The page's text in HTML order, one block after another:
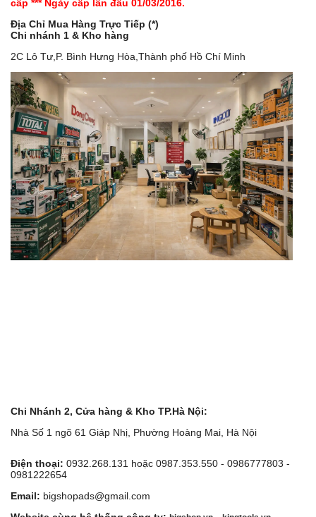
cấp *** Ngày cấp lần đầu 01/03/2016.
Địa Chỉ Mua Hàng Trực Tiếp (*)
Chi nhánh 1 & Kho hàng
2C Lô Tư,P. Bình Hưng Hòa,Thành phố Hồ Chí Minh
Chi Nhánh 2, Cửa hàng & Kho TP.Hà Nội:
Nhà Số 1 ngõ 61 Giáp Nhị, Phường Hoàng Mai, Hà Nội
Điện thoại: 0932.268.131 hoặc 0987.353.550 - 0986777803 -
0981222654
Email: bigshopads@gmail.com